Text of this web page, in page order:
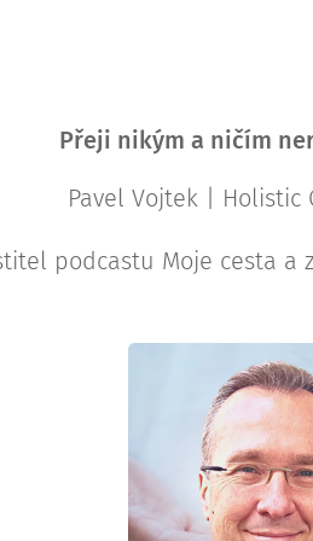
Přeji nikým a ničím
Pavel Vojtek | Holistic
podcastu Moje cesta a